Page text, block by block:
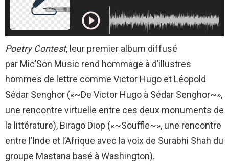
Poetry Contest, leur premier album diffusé
par Mic’Son Music rend hommage à d’illustres
hommes de lettre comme Victor Hugo et Léopold
Sédar Senghor («~De Victor Hugo à Sédar Senghor~»,
une rencontre virtuelle entre ces deux monuments de
la littérature), Birago Diop («~Souffle~», une rencontre
entre l’Inde et l’Afrique avec la voix de Surabhi Shah du
groupe Mastana basé à Washington).